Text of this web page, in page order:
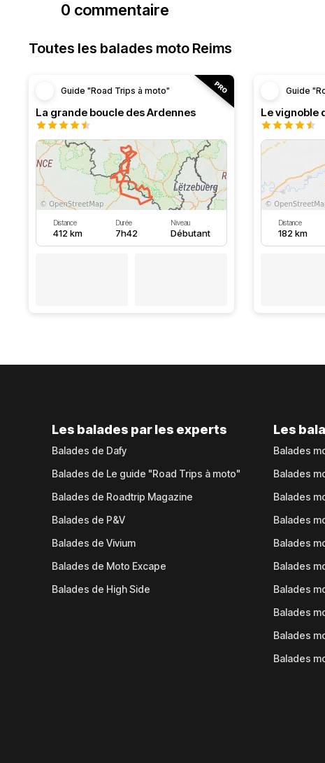
0 commentaire
Toutes les balades moto Reims
Guide "Road Trips à moto"
La grande boucle des Ardennes
Distance
412 km
Durée
7h42
Niveau
Débutant
Guide
Le vignoble
Distance
182 km
Les balades par les experts
Balades de Dafy
Balades de Le guide "Road Trips à moto"
Balades de Roadtrip Magazine
Balades de P&V
Balades de Vivium
Balades de Moto Excape
Balades de High Side
Les
Balades
Balades
Balades
Balades
Balades
Balades
Balades
Balades
Balades
Balades